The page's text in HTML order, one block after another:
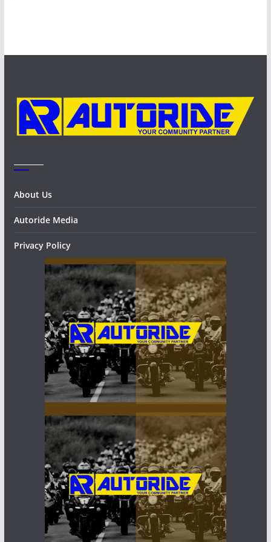
r
About Us
Autoride Media
Privacy Policy